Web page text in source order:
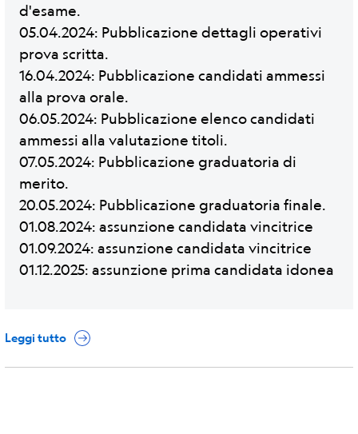
d'esame.
05.04.2024: Pubblicazione dettagli operativi
prova scritta.
16.04.2024: Pubblicazione candidati ammessi
alla prova orale.
06.05.2024: Pubblicazione elenco candidati
ammessi alla valutazione titoli.
07.05.2024: Pubblicazione graduatoria di
merito.
20.05.2024: Pubblicazione graduatoria finale.
01.08.2024: assunzione candidata vincitrice
01.09.2024: assunzione candidata vincitrice
01.12.2025: assunzione prima candidata idonea
Leggi tutto